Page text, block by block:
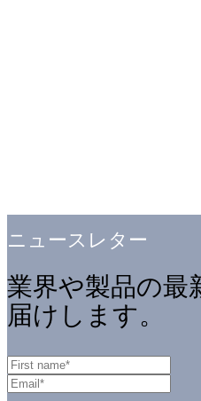
ニュースレター
業界や製品の最
届けします。